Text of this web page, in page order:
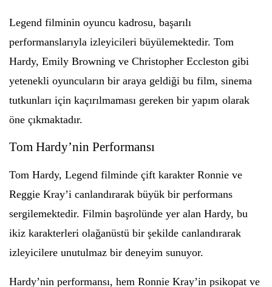
Legend filminin oyuncu kadrosu, başarılı
performanslarıyla izleyicileri büyülemektedir. Tom
Hardy, Emily Browning ve Christopher Eccleston gibi
yetenekli oyuncuların bir araya geldiği bu film, sinema
tutkunları için kaçırılmaması gereken bir yapım olarak
öne çıkmaktadır.
Tom Hardy’nin Performansı
Tom Hardy, Legend filminde çift karakter Ronnie ve
Reggie Kray’i canlandırarak büyük bir performans
sergilemektedir. Filmin başrolünde yer alan Hardy, bu
ikiz karakterleri olağanüstü bir şekilde canlandırarak
izleyicilere unutulmaz bir deneyim sunuyor.
Hardy’nin performansı, hem Ronnie Kray’in psikopat ve